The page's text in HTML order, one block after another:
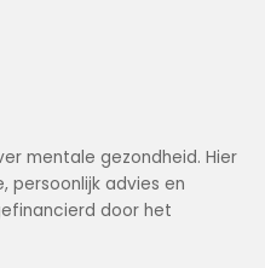
mentale gezondheid. Hier
persoonlijk advies en
door het